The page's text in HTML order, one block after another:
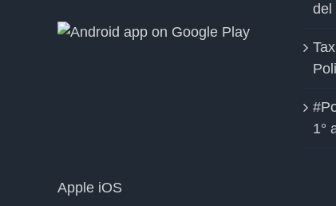
Apple iOS
del
1°